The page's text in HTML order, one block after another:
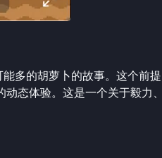
多的胡萝卜的故事。这个前提
态体验。这是一个关于毅力、